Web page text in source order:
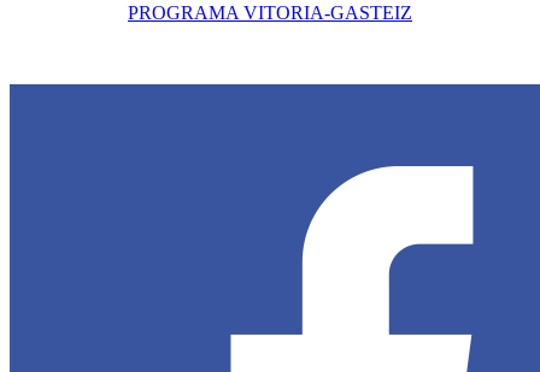
PROGRAMA VITORIA-GASTEIZ